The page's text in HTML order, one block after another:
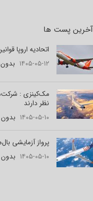
آخرین پست ها
اتحادیه اروپا
۱۴۰۵-۰۵-۱۲
مک‌کینزی :
نظر دارند
۱۴۰۵-۰۵-۱۰
پرواز آزمایشی
۱۴۰۵-۰۵-۱۰